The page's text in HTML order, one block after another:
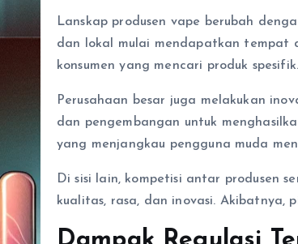
Lanskap produsen vape berubah
dan lokal mulai mendapatkan tempat
konsumen yang mencari produk spesifik.
Perusahaan besar juga melakukan
dan pengembangan untuk
yang menjangkau pengguna muda
Di sisi lain, kompetisi antar produsen
kualitas, rasa, dan inovasi. Akibatnya,